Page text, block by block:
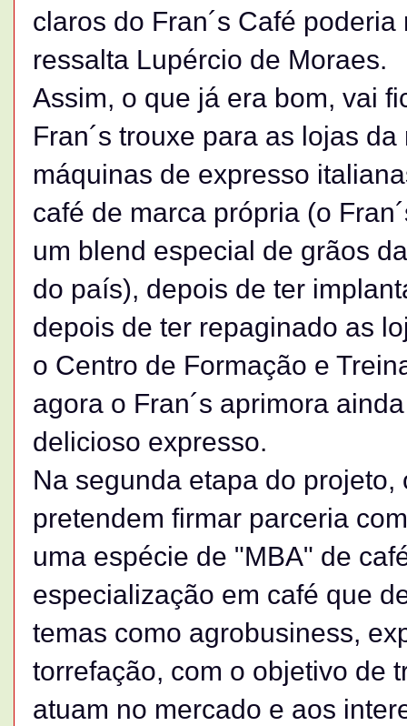
claros do Fran´s Café
ressalta Lupércio de Moraes.
Assim, o que já era bom, vai
Fran´s trouxe para as lojas
máquinas de expresso
café de marca própria (o
um blend especial de grãos
do país), depois de ter
depois de ter repaginado as
o Centro de Formação e
agora o Fran´s aprimora
delicioso expresso.
Na segunda etapa do projeto,
pretendem firmar parceria
uma espécie de "MBA" de
especialização em café que
temas como agrobusiness,
torrefação, com o objetivo de
atuam no mercado e aos